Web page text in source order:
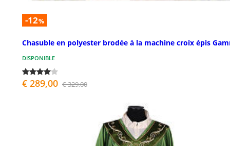
-12%
Chasuble en polyester brodée à la machine croix épis
DISPONIBLE
€ 289,00 € 329,00